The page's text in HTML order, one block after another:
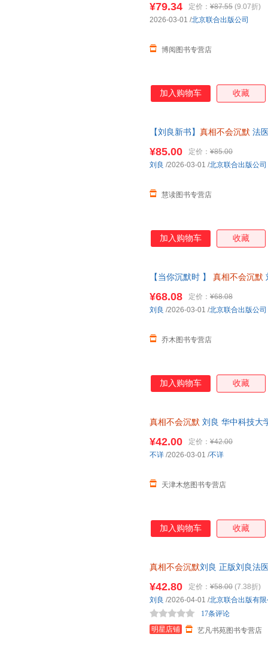
¥79.34 定价： ¥87.55 (9.07折)
博阅图书专营店
2026-03-01 /北京联合出版公司
加入购物车 收藏
【刘良新书】 真相不会沉默 法
¥85.00 定价： ¥85.00
慧读图书专营店
刘良 /2026-03-01 /北京联合出版公司
加入购物车 收藏
【当你沉默时 】 真相不会沉默
准】
¥68.08 定价： ¥68.08
乔木图书专营店
刘良 /2026-03-01 /北京联合出版公司
加入购物车 收藏
真相不会沉默 刘良 华中科技大
¥42.00 定价： ¥42.00
天津木悠图书专营店
不详 /2026-03-01 /不详
加入购物车 收藏
真相不会沉默刘良 正版刘良法
¥42.80 定价： ¥58.00 (7.38折)
明星店铺 艺凡书苑图书专营店
17条评论
刘良 /2026-04-01 /北京联合出版有